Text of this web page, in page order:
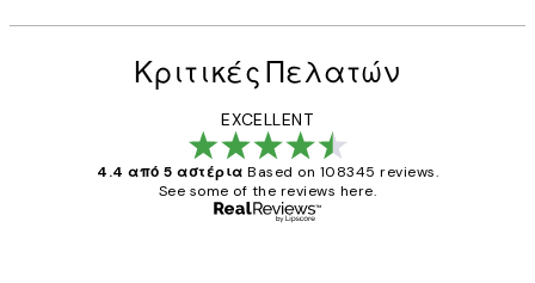
Κριτικές Πελατών
EXCELLENT
4.4 από 5 αστέρια Based on 108345 reviews.
See some of the reviews here.